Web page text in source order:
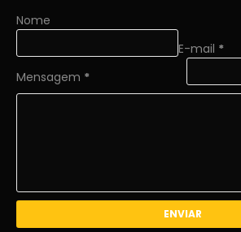
Nome
E-mail *
Mensagem *